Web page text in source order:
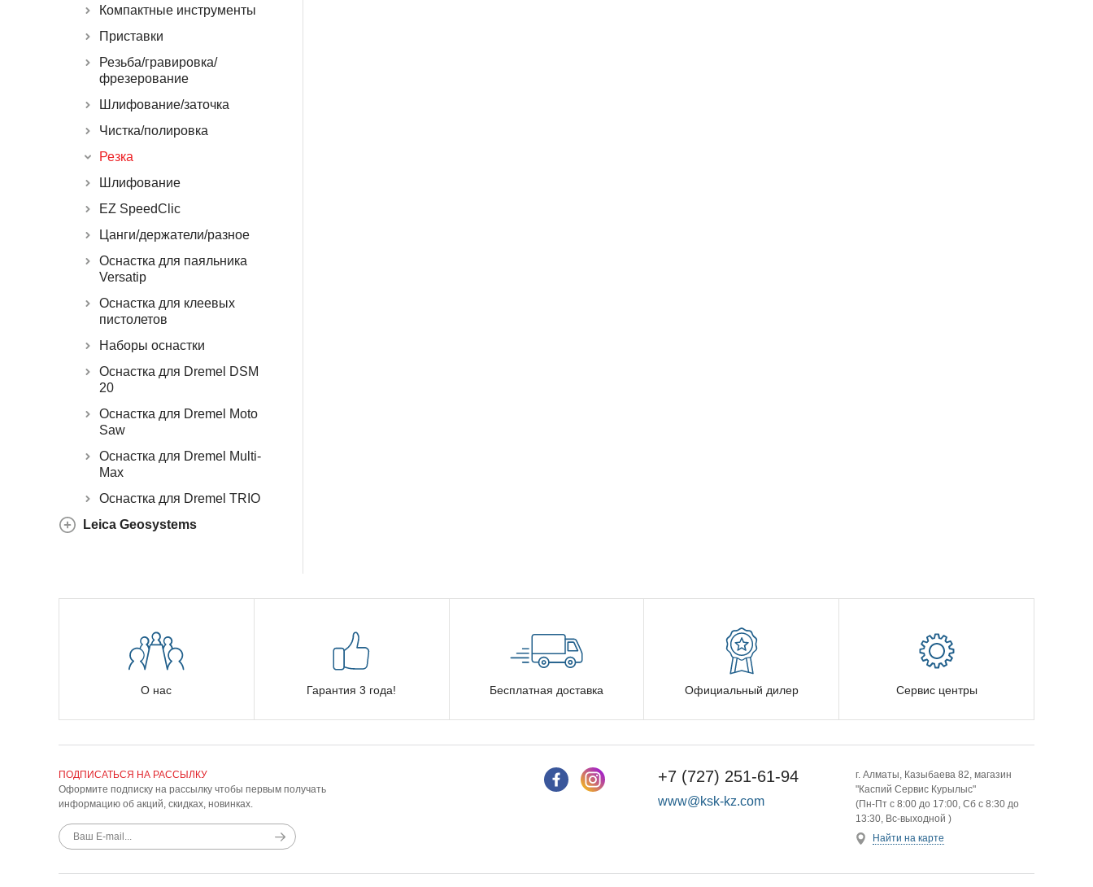
Компактные инструменты
Приставки
Резьба/гравировка/
фрезерование
Шлифование/заточка
Чистка/полировка
Резка
Шлифование
EZ SpeedClic
Цанги/держатели/разное
Оснастка для паяльника
Versatip
Оснастка для клеевых
пистолетов
Наборы оснастки
Оснастка для Dremel DSM
20
Оснастка для Dremel Moto
Saw
Оснастка для Dremel Multi-
Max
Оснастка для Dremel TRIO
Leica Geosystems
О нас Гарантия 3 года! Бесплатная доставка Официальный дилер Сервис центры
ПОДПИСАТЬСЯ НА РАССЫЛКУ
Оформите подписку на рассылку чтобы первым получать
информацию об акций, скидках, новинках.
г. Алматы, Казыбаева 82, магазин
"Каспий Сервис Курылыс"
(Пн-Пт с 8:00 до 17:00, Сб с 8:30 до
13:30, Вс-выходной )
Найти на карте
+7 (727) 251-61-94
www@ksk-kz.com